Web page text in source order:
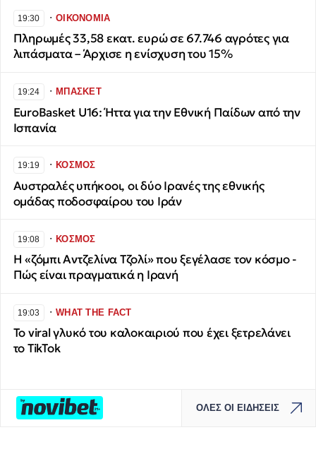
19:30 ∙ΟΙΚΟΝΟΜΙΑ
Πληρωμές 33,58 εκατ. ευρώ σε 67.746 αγρότες για
λιπάσματα – Άρχισε η ενίσχυση του 15%
19:24 ∙ΜΠΑΣΚΕΤ
EuroBasket U16: Ήττα για την Εθνική Παίδων από την
Ισπανία
19:19 ∙ΚΟΣΜΟΣ
Αυστραλές υπήκοοι, οι δύο Ιρανές της εθνικής
ομάδας ποδοσφαίρου του Ιράν
19:08 ∙ΚΟΣΜΟΣ
H «ζόμπι Αντζελίνα Τζολί» που ξεγέλασε τον κόσμο -
Πώς είναι πραγματικά η Ιρανή
19:03 ∙WHAT THE FACT
Το viral γλυκό του καλοκαιριού που έχει ξετρελάνει
το TikTok
ΟΛΕΣ ΟΙ ΕΙΔΗΣΕΙΣ